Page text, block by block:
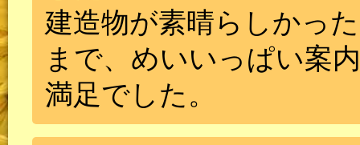
建造物が素晴らしかっ
まで、めいいっぱい案
満足でした。